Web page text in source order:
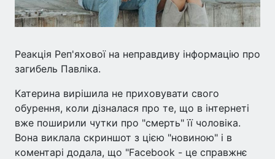
Реакція Реп'яхової на неправдиву інформацію про
загибель Павліка.
Катерина вирішила не приховувати свого
обурення, коли дізналася про те, що в інтернеті
вже поширили чутки про "смерть" її чоловіка.
Вона виклала скриншот з цією "новиною" і в
коментарі додала, що "Facebook - це справжнє